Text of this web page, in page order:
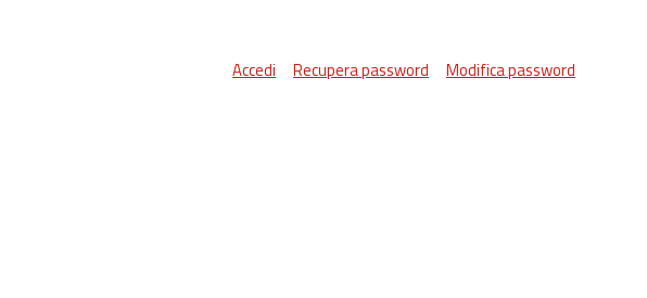
Accedi Recupera password Modifica password